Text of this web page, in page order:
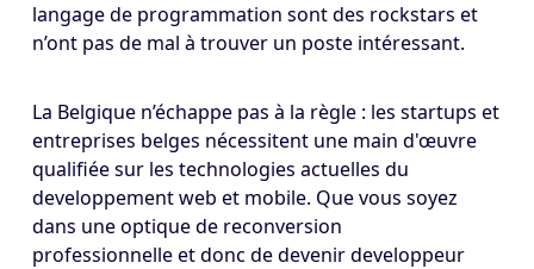
langage de programmation sont des rockstars et
n’ont pas de mal à trouver un poste intéressant.
La Belgique n’échappe pas à la règle : les startups et
entreprises belges nécessitent une main d'œuvre
qualifiée sur les technologies actuelles du
developpement web et mobile. Que vous soyez
dans une optique de reconversion
professionnelle et donc de devenir developpeur